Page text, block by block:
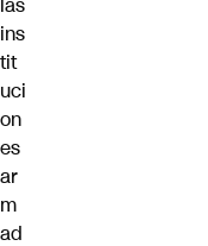
ins
tit
uci
on
es
ar
m
ad